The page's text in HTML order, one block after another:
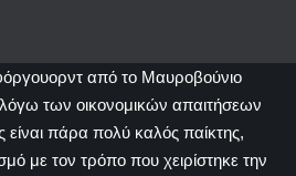
από το Μαυροβούνιο
λόγω των οικονομικών απαιτήσεων
είναι πάρα πολύ καλός παίκτης,
με τον τρόπο που χειρίστηκε την